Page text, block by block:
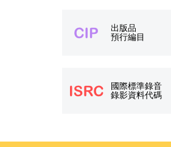
出版品
預行編目
國際標準錄音
錄影資料代碼